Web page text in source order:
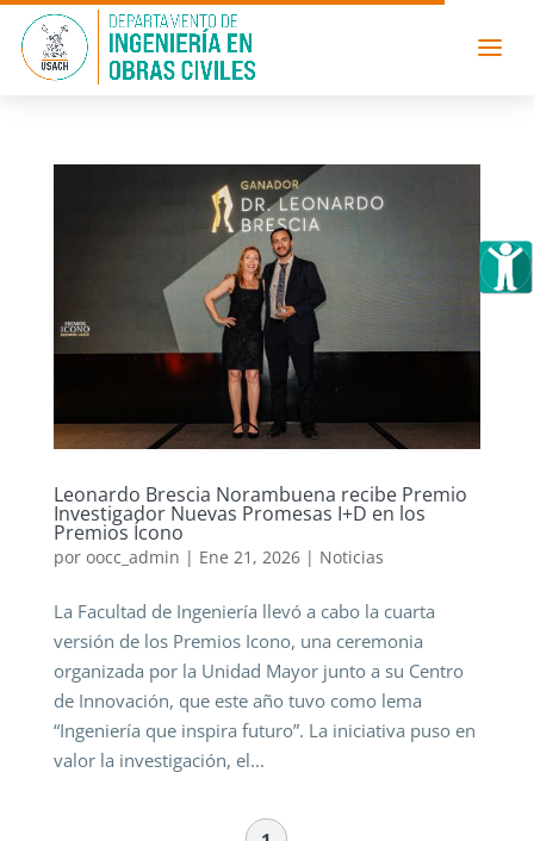
Leonardo Brescia Norambuena recibe Premio
Investigador Nuevas Promesas I+D en los
Premios Ícono
por oocc_admin | Ene 21, 2026| Noticias
La Facultad de Ingeniería llevó a cabo la cuarta
versión de los Premios Icono, una ceremonia
organizada por la Unidad Mayor junto a su Centro
de Innovación, que este año tuvo como lema
“Ingeniería que inspira futuro”. La iniciativa puso en
valor la investigación, el...